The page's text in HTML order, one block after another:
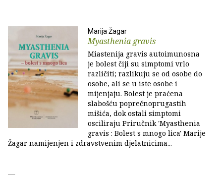
Marija Žagar
Myasthenia gravis
Miastenija gravis autoimunosna
je bolest čiji su simptomi vrlo
različiti; razlikuju se od osobe do
osobe, ali se u iste osobe i
mijenjaju. Bolest je praćena
slabošću poprečnoprugastih
mišića, dok ostali simptomi
osciliraju Priručnik 'Myasthenia
gravis : Bolest s mnogo lica' Marije
Žagar namijenjen i zdravstvenim djelatnicima...